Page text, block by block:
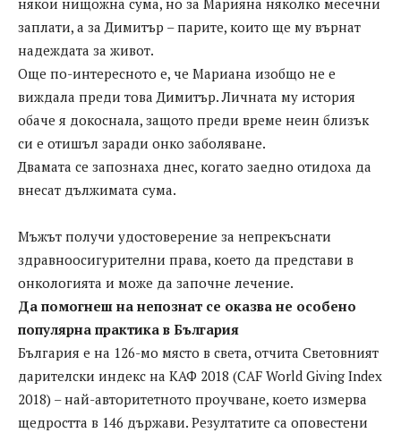
някои нищожна сума, но за Марияна няколко месечни
заплати, а за Димитър – парите, които ще му върнат
надеждата за живот.
Още по-интересното е, че Мариана изобщо не е
виждала преди това Димитър. Личната му история
обаче я докоснала, защото преди време неин близък
си е отишъл заради онко заболяване.
Двамата се запознаха днес, когато заедно отидоха да
внесат дължимата сума.
Мъжът получи удостоверение за непрекъснати
здравноосигурителни права, което да представи в
онкологията и може да започне лечение.
Да помогнеш на непознат се оказва не особено
популярна практика в България
България е на 126-мо място в света, отчита Световният
дарителски индекс на КАФ 2018 (CAF World Giving Index
2018) – най-авторитетното проучване, което измерва
щедростта в 146 държави. Резултатите са оповестени